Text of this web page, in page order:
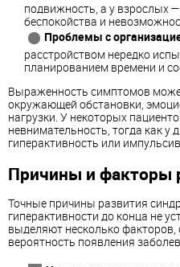
подвижность, а у взрослых
беспокойства и
Проблемы с
расстройством нередко
планированием времени и
Выраженность симптомов
окружающей обстановки,
нагрузки. У некоторых
невнимательность, тогда как у
гиперактивность или
Причины и факторы
Точные причины развития
гиперактивности до конца не
выделяют несколько
вероятность появления